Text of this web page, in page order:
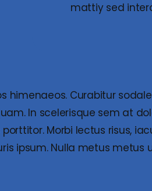
mattiy sed
Curabitur
In scelerisque sem at
Morbi lectus risus,
ipsum. Nulla metus metus